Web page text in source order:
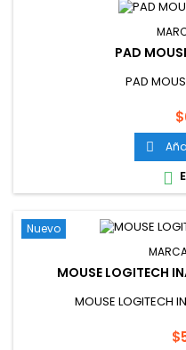
PAD
PAD


Nuevo
MOUSE LOGITECH
MOUSE LOGITECH